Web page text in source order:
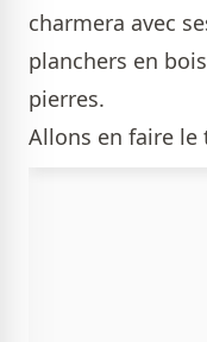
charmera avec
planchers en
pierres.
Allons en faire le